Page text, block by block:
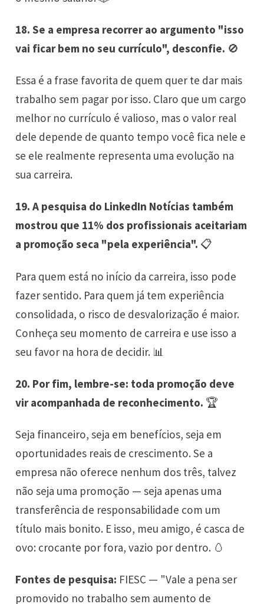
18. Se a empresa recorrer ao argumento "isso
vai ficar bem no seu currículo", desconfie. 🚫
Essa é a frase favorita de quem quer te dar mais
trabalho sem pagar por isso. Claro que um cargo
melhor no currículo é valioso, mas o valor real
dele depende de quanto tempo você fica nele e
se ele realmente representa uma evolução na
sua carreira.
19. A pesquisa do LinkedIn Notícias também
mostrou que 11% dos profissionais aceitariam
a promoção seca "pela experiência". 📋
Para quem está no início da carreira, isso pode
fazer sentido. Para quem já tem experiência
consolidada, o risco de desvalorização é maior.
Conheça seu momento de carreira e use isso a
seu favor na hora de decidir. 📊
20. Por fim, lembre-se: toda promoção deve
vir acompanhada de reconhecimento. 🏆
Seja financeiro, seja em benefícios, seja em
oportunidades reais de crescimento. Se a
empresa não oferece nenhum dos três, talvez
não seja uma promoção — seja apenas uma
transferência de responsabilidade com um
título mais bonito. E isso, meu amigo, é casca de
ovo: crocante por fora, vazio por dentro. 🥚
Fontes de pesquisa: FIESC — "Vale a pena ser
promovido no trabalho sem aumento de